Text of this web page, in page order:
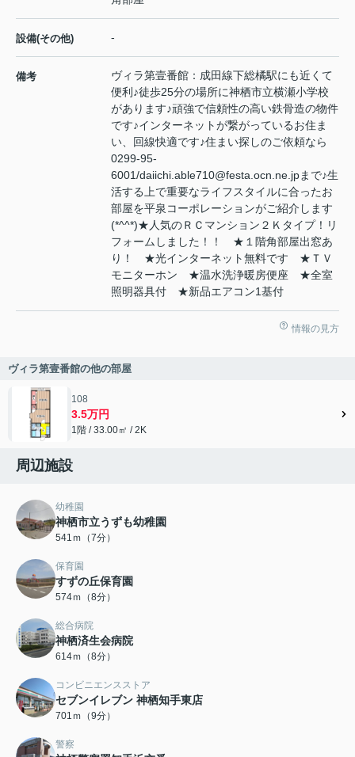
設備(その他) -
備考
ヴィラ第壹番館：成田線下総橘駅にも近くて
便利♪徒歩25分の場所に神栖市立横瀬小学校
があります♪頑強で信頼性の高い鉄骨造の物件
です♪インターネットが繋がっているお住ま
い、回線快適です♪住まい探しのご依頼なら
0299-95-
6001/daiichi.able710@festa.ocn.ne.jpまで♪生
活する上で重要なライフスタイルに合ったお
部屋を平泉コーポレーションがご紹介します
(*^^*)★人気のＲＣマンション２Ｋタイプ！リ
フォームしました！！ ★１階角部屋出窓あ
り！ ★光インターネット無料です ★ＴＶ
モニターホン ★温水洗浄暖房便座 ★全室
照明器具付 ★新品エアコン1基付
情報の見方
ヴィラ第壹番館の他の部屋
108
3.5万円
1階 / 33.00㎡ / 2K
周辺施設
幼稚園
神栖市立うずも幼稚園
541ｍ（7分）
保育園
すずの丘保育園
574ｍ（8分）
総合病院
神栖済生会病院
614ｍ（8分）
コンビニエンスストア
セブンイレブン 神栖知手東店
701ｍ（9分）
警察